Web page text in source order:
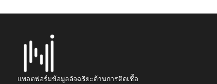
แพลตฟอร์มข้อมูลอัจฉริยะด้านการติดเชื้อ